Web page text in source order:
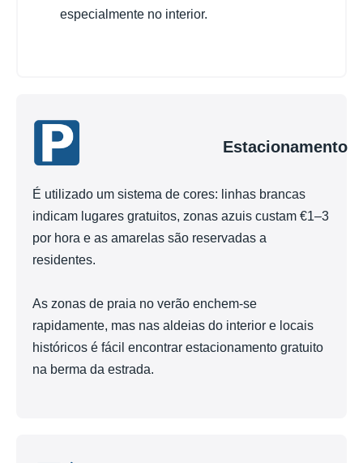
especialmente no interior.
Estacionamento
É utilizado um sistema de cores: linhas brancas
indicam lugares gratuitos, zonas azuis custam €1–3
por hora e as amarelas são reservadas a
residentes.
As zonas de praia no verão enchem-se
rapidamente, mas nas aldeias do interior e locais
históricos é fácil encontrar estacionamento gratuito
na berma da estrada.